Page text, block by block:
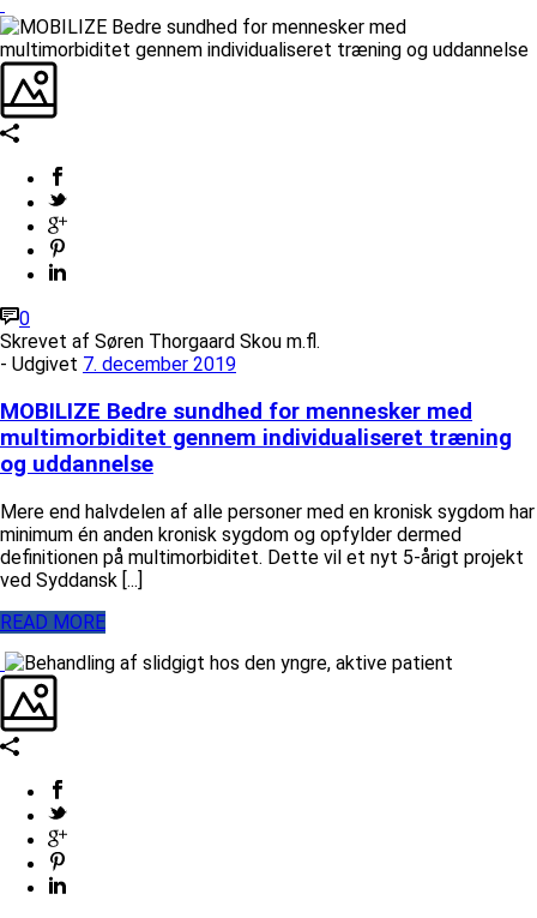
0
Skrevet af Søren Thorgaard Skou m.fl.
- Udgivet 7. december 2019
MOBILIZE Bedre sundhed for mennesker med
multimorbiditet gennem individualiseret træning
og uddannelse
Mere end halvdelen af alle personer med en kronisk sygdom har
minimum én anden kronisk sygdom og opfylder dermed
definitionen på multimorbiditet. Dette vil et nyt 5-årigt projekt
ved Syddansk [...]
READ MORE